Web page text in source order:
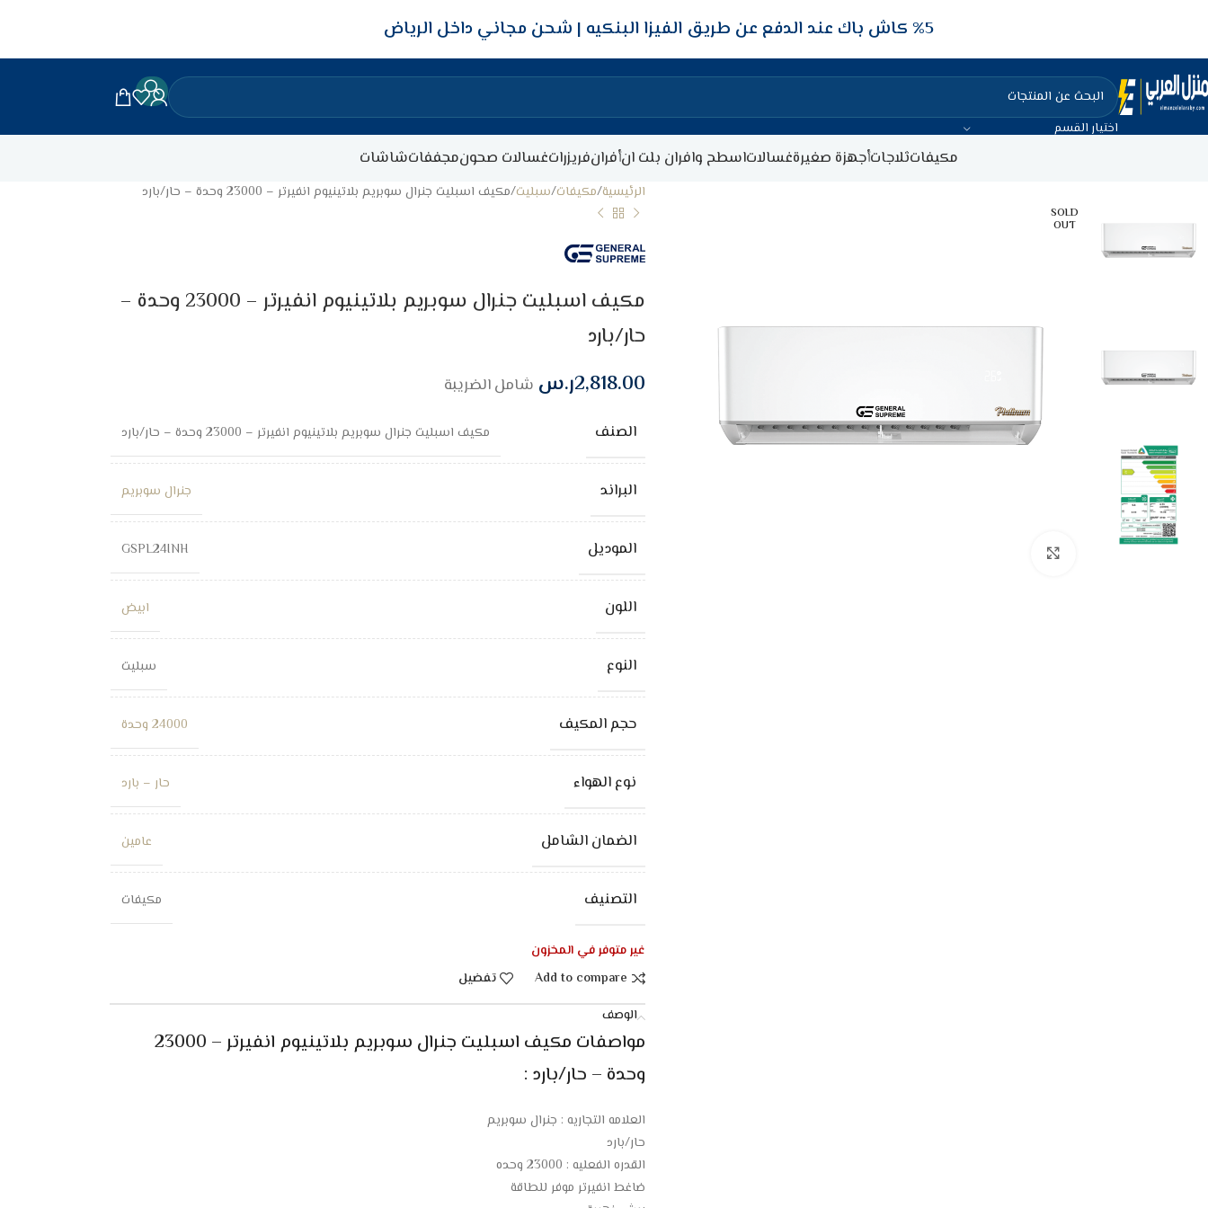
5‎% كاش باك عند الدفع عن طريق الفيزا البنكيه شحن مجاني داخل الرياض
اختيار القسم
مكيفاتثلاجاتأجهزة صغيرةغسالاتاسطح وافران بلت انأفرانفريزراتغسالات صحونمجففاتشاشات
SOLD
OUT
الرئيسية مكيفات سبليت مكيف اسبليت جنرال سوبريم بلاتينيوم انفيرتر – 23000 وحدة – حار/بارد
مكيف اسبليت جنرال سوبريم بلاتينيوم انفيرتر – 23000 وحدة –
حار/بارد
2,818.00ر.س شامل الضريبة
الصنف مكيف اسبليت جنرال سوبريم بلاتينيوم انفيرتر – 23000 وحدة – حار/بارد
البراند جنرال سوبريم
الموديل GSPL24INH
اللون ابيض
النوع سبليت
حجم المكيف 24000 وحدة
نوع الهواء حار – بارد
الضمان الشامل عامين
التصنيف مكيفات
غير متوفر في المخزون
Add to compare
تفضيل
الوصف
مواصفات مكيف اسبليت جنرال سوبريم بلاتينيوم انفيرتر – 23000
وحدة – حار/بارد :
العلامه التجاريه : جنرال سوبريم
حار/بارد
القدره الفعليه : 23000 وحده
ضاغط انفيرتر موفر للطاقة